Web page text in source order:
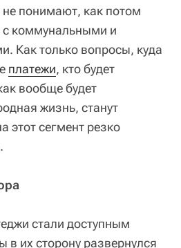
не понимают, как потом
с коммунальными и
Как только вопросы, куда
платежи, кто будет
вообще будет
жизнь, станут
этот сегмент резко
стали доступным
в их сторону развернулся